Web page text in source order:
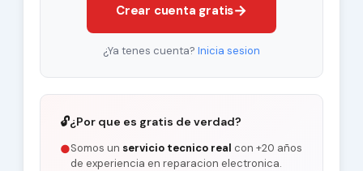
Crear cuenta gratis→
¿Ya tenes cuenta? Inicia sesion
🔓¿Por que es gratis de verdad?
●Somos un servicio tecnico real con +20 años
de experiencia en reparacion electronica.